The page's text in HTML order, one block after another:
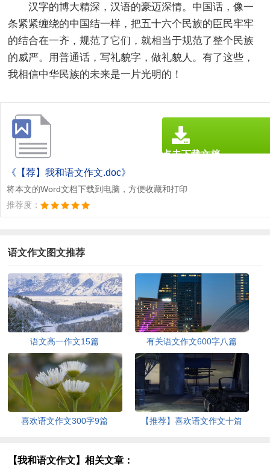
汉字的博大精深，汉语的豪迈深情。中国话，像一
条紧紧缠绕的中国结一样，把五十六个民族的臣民牢牢
的结合在一齐，规范了它们，就相当于规范了整个民族
的威严。用普通话，写礼貌字，做礼貌人。有了这些，
我相信中华民族的未来是一片光明的！
《【荐】我和语文作文.doc》
将本文的Word文档下载到电脑，方便收藏和打印
推荐度：
点击下载文档
语文作文图文推荐
语文高一作文15篇 有关语文作文600字八篇
喜欢语文作文300字9篇 【推荐】喜欢语文作文十篇
【我和语文作文】相关文章：